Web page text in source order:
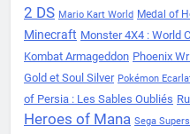
2 DS Mario Kart World Medal of
Minecraft Monster 4X4 : World
Kombat Armageddon Phoenix
Gold et Soul Silver Pokémon
of Persia : Les Sables Oubliés
Heroes of Mana Sega